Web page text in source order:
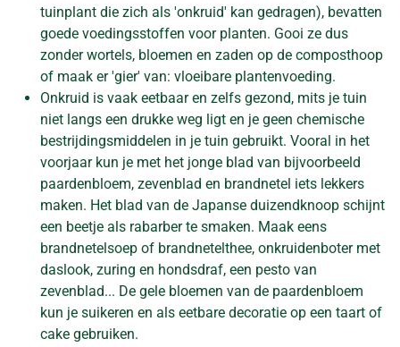
tuinplant die zich als 'onkruid' kan gedragen), bevatten
goede voedingsstoffen voor planten. Gooi ze dus
zonder wortels, bloemen en zaden op de composthoop
of maak er 'gier' van: vloeibare plantenvoeding.
Onkruid is vaak eetbaar en zelfs gezond, mits je tuin
niet langs een drukke weg ligt en je geen chemische
bestrijdingsmiddelen in je tuin gebruikt. Vooral in het
voorjaar kun je met het jonge blad van bijvoorbeeld
paardenbloem, zevenblad en brandnetel iets lekkers
maken. Het blad van de Japanse duizendknoop schijnt
een beetje als rabarber te smaken. Maak eens
brandnetelsoep of brandnetelthee, onkruidenboter met
daslook, zuring en hondsdraf, een pesto van
zevenblad... De gele bloemen van de paardenbloem
kun je suikeren en als eetbare decoratie op een taart of
cake gebruiken.